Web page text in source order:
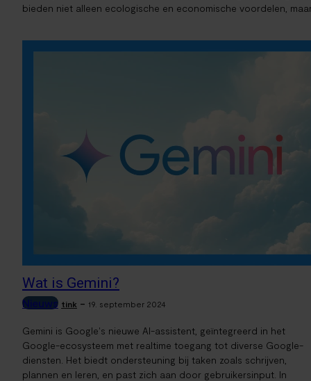
bieden niet alleen ecologische en economische voordelen,
Wat is Gemini?
Nieuws tink - 19. september 2024
Gemini is Google's nieuwe AI-assistent, geïntegreerd in het
Google-ecosysteem met realtime toegang tot diverse Google-
diensten. Het biedt ondersteuning bij taken zoals schrijven,
plannen en leren, en past zich aan door gebruikersinput. In